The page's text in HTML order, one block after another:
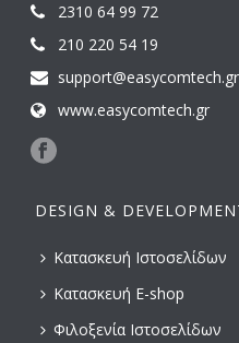
2310 64 99 72
210 220 54 19
support@easycomtech.gr
www.easycomtech.gr
DESIGN &
Κατασκευή Ιστοσελίδων
Κατασκευή E-shop
Φιλοξενία Ιστοσελίδων